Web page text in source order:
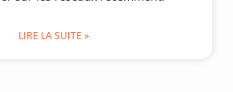
LIRE LA SUITE »